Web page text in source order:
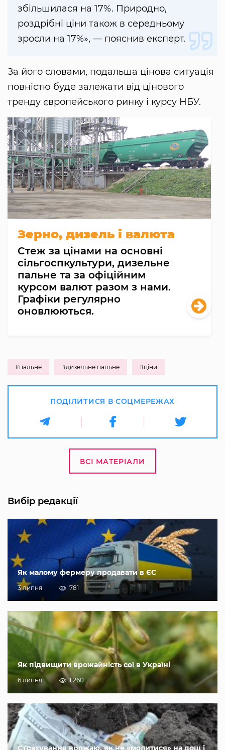
збільшилася на 17%. Природно,
роздрібні ціни також в середньому
зросли на 17%», — пояснив експерт.
За його словами, подальша цінова ситуація
повністю буде залежати від цінового
тренду європейського ринку і курсу НБУ.
Зерно, дизель і валюта
Cтеж за цінами на основні
сільгоспкультури, дизельне
пальне та за офіційним
курсом валют разом з нами.
Графіки регулярно
оновлюються.
#пальне #дизельне пальне #ціни
ПОДІЛИТИСЯ В СОЦМЕРЕЖАХ
ВСІ МАТЕРІАЛИ
Вибір редакції
Як малому фермеру продавати в ЄС
3 липня 781
Як підвищити врожайність сої в Україні
6 липня 1 260
Страхування врожаю, як не «молитися» на дощ і